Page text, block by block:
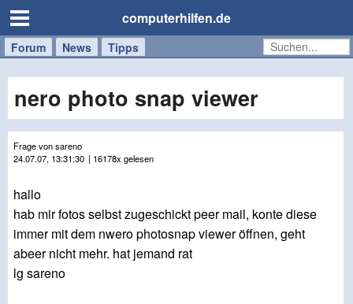
computerhilfen.de
Forum News Tipps
Handy
Tablet
Windows
Mac
nero photo snap viewer
Frage von sareno
24.07.07, 13:31:30 | 16178x gelesen
hallo
hab mir fotos selbst zugeschickt peer mail, konte diese
immer mit dem nwero photosnap viewer öffnen, geht
abeer nicht mehr. hat jemand rat
lg sareno